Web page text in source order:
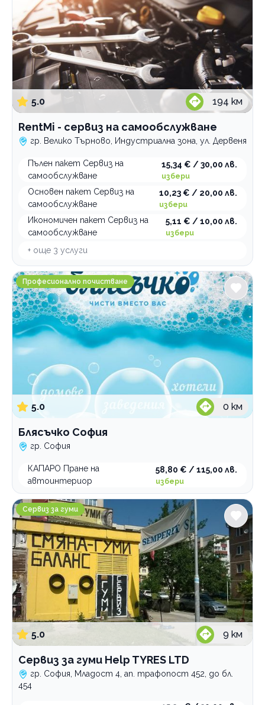
5.0 194 км
RentMi - сервиз на самообслужване
гр. Велико Търново, Индустриална зона, ул. Дервеня
Пълен пакет Сервиз на
самообслужване
15,34 € / 30,00 лв.
избери
Основен пакет Сервиз на
самообслужване
10,23 € / 20,00 лв.
избери
Икономичен пакет Сервиз на
самообслужване
5,11 € / 10,00 лв.
избери
+ още 3 услуги
Блясъчко София
Професионално почистване
5.0 0 км
Блясъчко София
гр. София
КАПАРО Пране на
автоинтериор
58,80 € / 115,00 лв.
избери
Сервиз за гуми Help TYRES LTD
Сервиз за гуми
5.0 9 км
Сервиз за гуми Help TYRES LTD
гр. София, Младост 4, ап. трафопост 452, до бл.
454